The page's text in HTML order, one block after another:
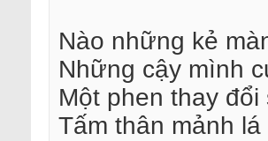
Nào những kẻ
Những cậy mình
Một phen thay đổi
Tấm thân mảnh